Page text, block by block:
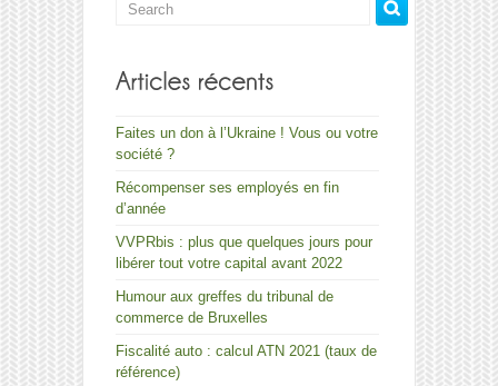
Faites un don à l’Ukraine ! Vous ou votre
société ?
Récompenser ses employés en fin
d’année
VVPRbis : plus que quelques jours pour
libérer tout votre capital avant 2022
Humour aux greffes du tribunal de
commerce de Bruxelles
Fiscalité auto : calcul ATN 2021 (taux de
référence)